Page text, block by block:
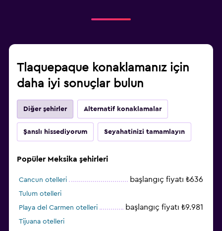
Tlaquepaque konaklamanız için
daha iyi sonuçlar bulun
Diğer şehirler Alternatif konaklamalar
Şanslı hissediyorum Seyahatinizi tamamlayın
Popüler Meksika şehirleri
Cancun otelleri başlangıç fiyatı ₺636
Tulum otelleri
Playa del Carmen otelleri
başlangıç fiyatı ₺9.981
Tijuana otelleri